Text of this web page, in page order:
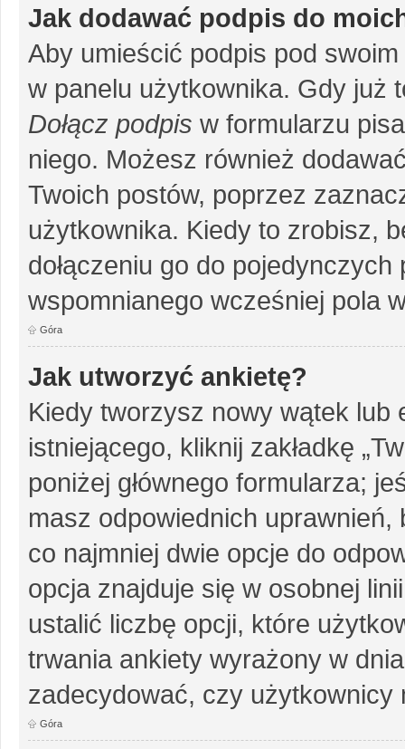
Jak dodawać podpis do
Aby umieścić podpis pod
w panelu użytkownika. Gdy już
Dołącz podpis w formularzu
niego. Możesz również
Twoich postów, poprzez
użytkownika. Kiedy to zrobisz,
dołączeniu go do
wspomnianego wcześniej pola
Góra
Jak utworzyć ankietę?
Kiedy tworzysz nowy wątek lub
istniejącego, kliknij zakładkę
poniżej głównego formularza;
masz odpowiednich uprawnień,
co najmniej dwie opcje do
opcja znajduje się w osobnej
ustalić liczbę opcji, które
trwania ankiety wyrażony w
zadecydować, czy użytkownicy
Góra